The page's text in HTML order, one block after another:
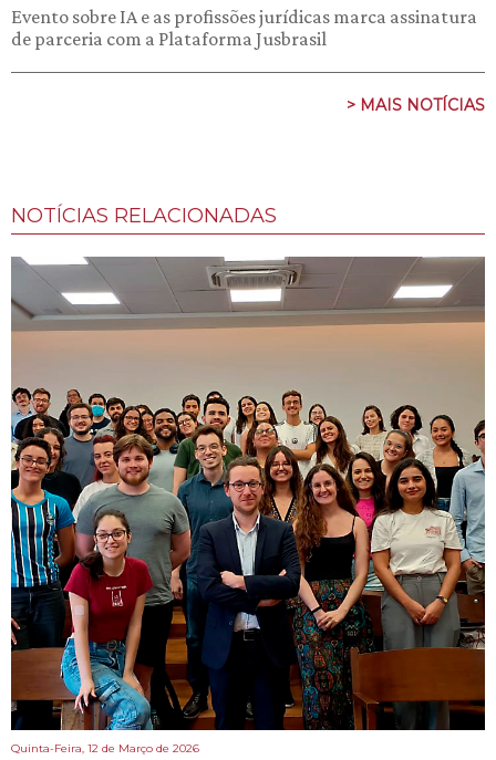
Evento sobre IA e as profissões jurídicas marca assinatura
de parceria com a Plataforma Jusbrasil
> MAIS NOTÍCIAS
NOTÍCIAS RELACIONADAS
Quinta-Feira, 12 de Março de 2026